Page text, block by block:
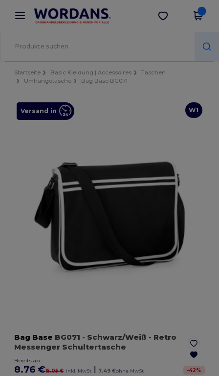
× Wordans App
Bessere Preise in der App!
App holen
Startseite Basic Kleidung | Accessoires
Taschen
Umhängetasche
Bag Base BG071
W1
Versand in
Bag Base BG071 - Schwarz/Weiß - Retro
Messenger Schultertasche
Bereits ab
8.76 €15.05 € inkl. MwSt | 7.49 €ohne MwSt -42%